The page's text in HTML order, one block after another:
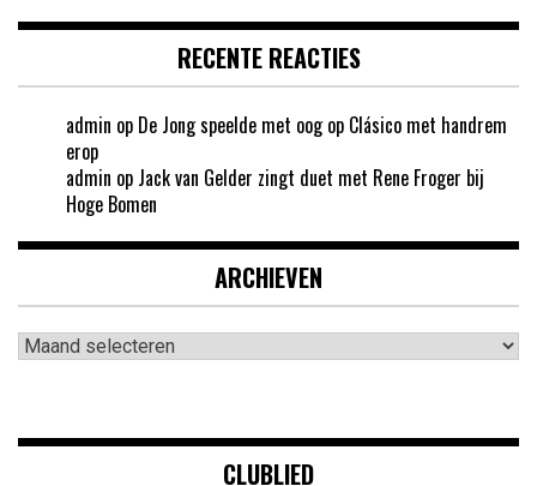
RECENTE REACTIES
admin op De Jong speelde met oog op Clásico met handrem
erop
admin op Jack van Gelder zingt duet met Rene Froger bij
Hoge Bomen
ARCHIEVEN
Archieven
CLUBLIED